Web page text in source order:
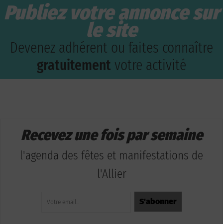
Publiez votre annonce sur
le site
Devenez adhérent ou faites connaître
gratuitement votre activité
Recevez une fois par semaine
l'agenda des fêtes et manifestations de
l'Allier